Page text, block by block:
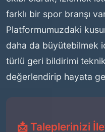
farklı bir spor branşı
Platformumuzdaki
daha da büyütebilmek
türlü geri bildirimi teknik
değerlendirip hayata
📩 Taleplerinizi